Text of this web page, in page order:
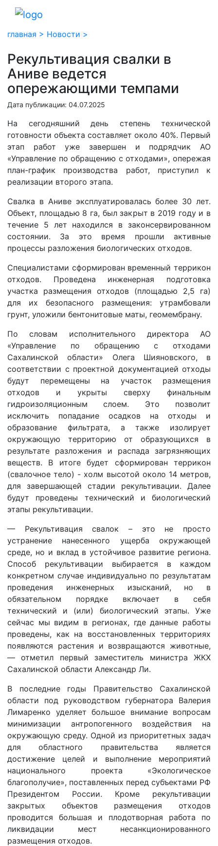
главная > Новости >
Рекультивация свалки в
Аниве ведется
опережающими темпами
Дата публикации: 04.07.2025
На сегодняшний день степень технической
готовности объекта составляет около 40%. Первый
этап работ уже завершен и подрядчик АО
«Управление по обращению с отходами», опережая
план-график производства работ, приступил к
реализации второго этапа.
Свалка в Аниве эксплуатировалась более 30 лет.
Объект, площадью 8 га, был закрыт в 2019 году и в
течение 5 лет находился в законсервированном
состоянии. За это время прошли активные
процессы разложения биологических отходов.
Специалистами сформирован временный террикон
отходов. Проведена инженерная подготовка
участка размещения отходов (площадью 2,5 га)
для их безопасного размещения: утрамбовали
грунт, уложили бентонитовые маты, геомембрану.
По словам исполнительного директора АО
«Управление по обращению с отходами
Сахалинской области» Олега Шияновского, в
соответствии с проектной документацией отходы
будут перемещены на участок размещения
отходов и укрыты сверху финальным
гидроизоляционным слоем. Это позволит
исключить попадание осадков на отходы и
образование фильтрата, а также изолирует
окружающую территорию от образующихся в
результате разложения и распада загрязняющих
веществ. В итоге будет сформирован террикон
(свалочное тело) - холм высотой около 14 метров,
для завершающей стадии рекультивации. Далее
будут проведены технический и биологический
этапы рекультивации.
— Рекультивация свалок – это не просто
устранение нанесенного ущерба окружающей
среде, но и вклад в устойчивое развитие региона.
Способ рекультивации выбирается в каждом
конкретном случае индивидуально по результатам
проведения инженерных изысканий, но в
обязательном порядке включает в себя
технический и (или) биологический этапы. Уже
сейчас мы видим в регионах, где данные работы
проведены, как на восстановленных территориях
появляются растения и возвращаются животные,
— отметил первый заместитель министра ЖКХ
Сахалинской области Александр Ли.
В последние годы Правительство Сахалинской
области под руководством губернатора Валерия
Лимаренко уделяет большое внимание вопросам
минимизации антропогенного воздействия на
окружающую среду. Одной из приоритетных задач
для областного правительства является
достижение целей и выполнение мероприятий
национального проекта «Экологическое
благополучие», поставленных перед субъектами РФ
Президентом России. Кроме рекультивации
закрытых объектов размещения отходов
проводится большая и плодотворная работа по
ликвидации мест несанкционированного
размещения отходов.